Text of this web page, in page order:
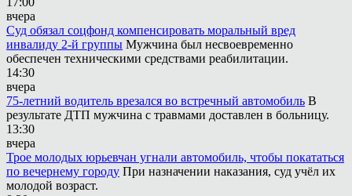
вчера
Суд обязал соцфонд компенсировать моральный вред
инвалиду 2-й группы Мужчина был несвоевременно
обеспечен техническими средствами реабилитации.
14:30
вчера
75-летний водитель врезался во встречный автомобиль В
результате ДТП мужчина с травмами доставлен в больницу.
13:30
вчера
Трое молодых юрьевчан угнали автомобиль, чтобы покататься
по вечернему городу При назначении наказания, суд учёл их
молодой возраст.